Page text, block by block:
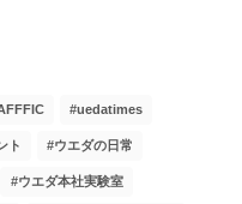
uedatimes
ト ウエダの日常
ウエダ本社実験室